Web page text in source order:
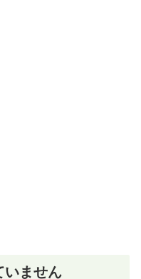
いません